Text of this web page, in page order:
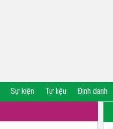
Sự kiện Tư liệu Định danh